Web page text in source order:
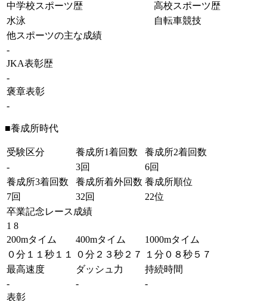
中学校スポーツ歴
高校スポーツ歴
水泳
自転車競技
他スポーツの主な成績
-
JKA表彰歴
-
褒章表彰
-
■養成所時代
受験区分 養成所1着回数
養成所2着回数
-
3回
6回
養成所3着回数
養成所着外回数 養成所順位
7回
32回
22位
卒業記念レース成績
1 8
200mタイム
400mタイム
1000mタイム
０分１１秒１１
０分２３秒２７
１分０８秒５７
最高速度
ダッシュ力
持続時間
-
-
-
表彰